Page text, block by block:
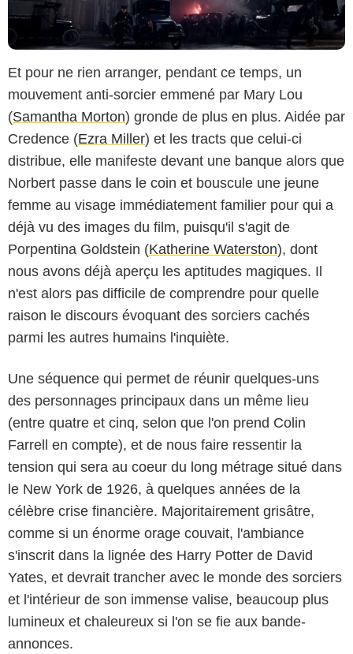
Et pour ne rien arranger, pendant ce temps, un
mouvement anti-sorcier emmené par Mary Lou
(Samantha Morton) gronde de plus en plus. Aidée par
Credence (Ezra Miller) et les tracts que celui-ci
distribue, elle manifeste devant une banque alors que
Norbert passe dans le coin et bouscule une jeune
femme au visage immédiatement familier pour qui a
déjà vu des images du film, puisqu'il s'agit de
Porpentina Goldstein (Katherine Waterston), dont
nous avons déjà aperçu les aptitudes magiques. Il
n'est alors pas difficile de comprendre pour quelle
raison le discours évoquant des sorciers cachés
parmi les autres humains l'inquiète.
Une séquence qui permet de réunir quelques-uns
des personnages principaux dans un même lieu
(entre quatre et cinq, selon que l'on prend Colin
Farrell en compte), et de nous faire ressentir la
tension qui sera au coeur du long métrage situé dans
le New York de 1926, à quelques années de la
célèbre crise financière. Majoritairement grisâtre,
comme si un énorme orage couvait, l'ambiance
s'inscrit dans la lignée des Harry Potter de David
Yates, et devrait trancher avec le monde des sorciers
et l'intérieur de son immense valise, beaucoup plus
lumineux et chaleureux si l'on se fie aux bande-
annonces.